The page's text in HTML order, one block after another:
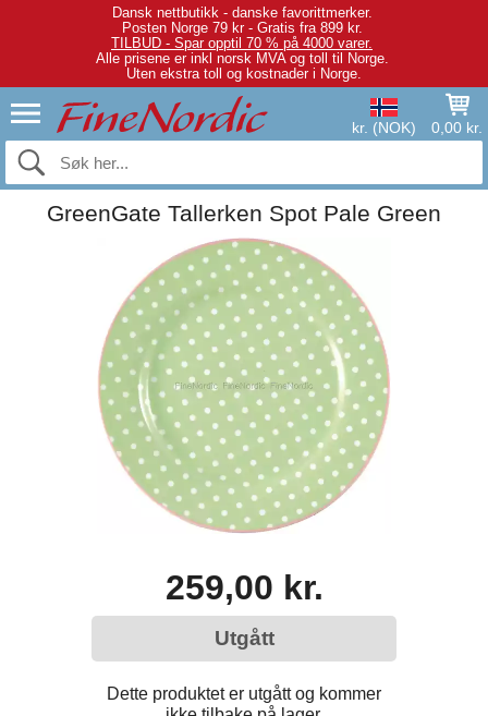
Dansk nettbutikk - danske favorittmerker.
Posten Norge 79 kr - Gratis fra 899 kr.
TILBUD - Spar opptil 70 % på 4000 varer.
Alle prisene er inkl norsk MVA og toll til Norge.
Uten ekstra toll og kostnader i Norge.
kr. (NOK) 0,00 kr.
GreenGate Tallerken Spot Pale Green
259,00 kr.
Utgått
Dette produktet er utgått og kommer